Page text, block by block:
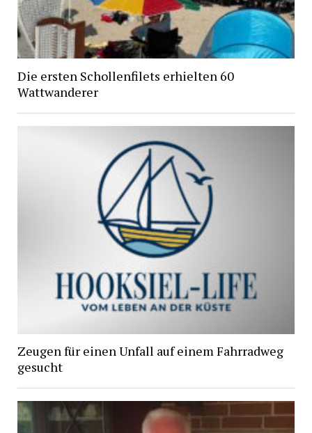
Die ersten Schollenfilets erhielten 60
Wattwanderer
Zeugen für einen Unfall auf einem Fahrradweg
gesucht